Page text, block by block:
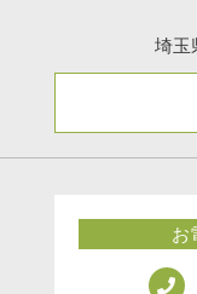
埼玉
お